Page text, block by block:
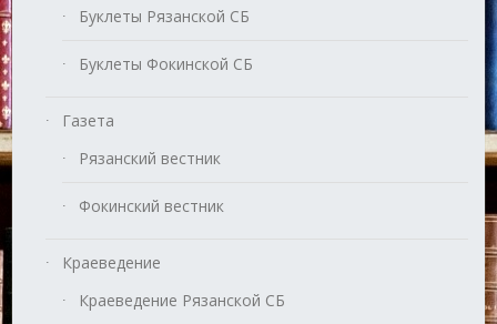
Буклеты Рязанской СБ
Буклеты Фокинской СБ
Газета
Рязанский вестник
Фокинский вестник
Краеведение
Краеведение Рязанской СБ